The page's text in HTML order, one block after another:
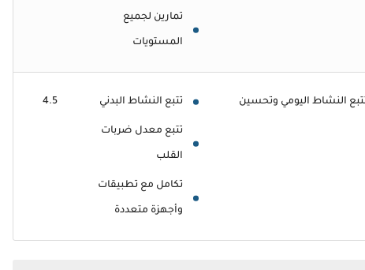
تمارين لجميع
المستويات
النشاط اليومي وتحسين تتبع النشاط البدني
تتبع معدل ضربات
القلب
تكامل مع تطبيقات
وأجهزة متعددة
4.5